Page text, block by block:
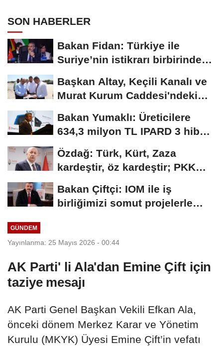
SON HABERLER
Bakan Fidan: Türkiye ile
Suriye’nin istikrarı birbirinden
Başkan Altay, Keçili Kanalı ve
Murat Kurum Caddesi'ndeki
Bakan Yumaklı: Üreticilere
634,3 milyon TL IPARD 3 hibesi
Özdağ: Türk, Kürt, Zaza
kardeştir, öz kardeştir; PKK
Bakan Çiftçi: IOM ile iş
birliğimizi somut projelerle
GÜNDEM
Yayınlanma: 25 Mayıs 2026 - 00:44
AK Parti' li Ala'dan Emine Çift için
taziye mesajı
AK Parti Genel Başkan Vekili Efkan Ala,
önceki dönem Merkez Karar ve Yönetim
Kurulu (MKYK) Üyesi Emine Çift’in vefatı